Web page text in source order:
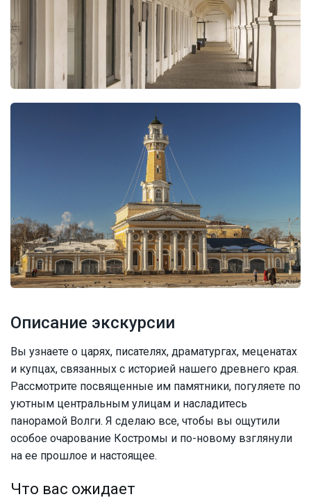
Описание экскурсии
Вы узнаете о царях, писателях, драматургах, меценатах
и купцах, связанных с историей нашего древнего края.
Рассмотрите посвященные им памятники, погуляете по
уютным центральным улицам и насладитесь
панорамой Волги. Я сделаю все, чтобы вы ощутили
особое очарование Костромы и по-новому взглянули
на ее прошлое и настоящее.
Что вас ожидает